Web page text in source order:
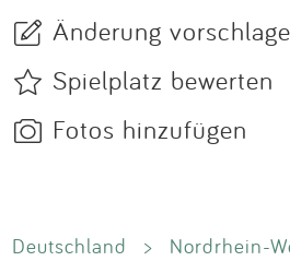
Änderung
Spielplatz bewerten
Fotos hinzufügen
Deutschland > Nordrhein-